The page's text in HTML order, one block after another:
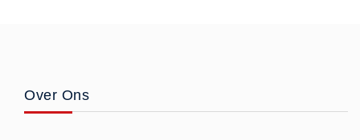
Diensten
Over Ons